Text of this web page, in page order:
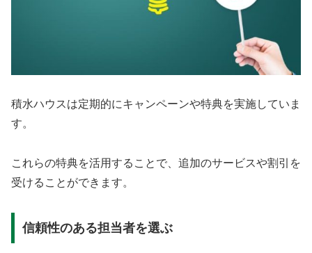
積水ハウスは定期的にキャンペーンや特典を実施していま
す。
これらの特典を活用することで、追加のサービスや割引を
受けることができます。
信頼性のある担当者を選ぶ